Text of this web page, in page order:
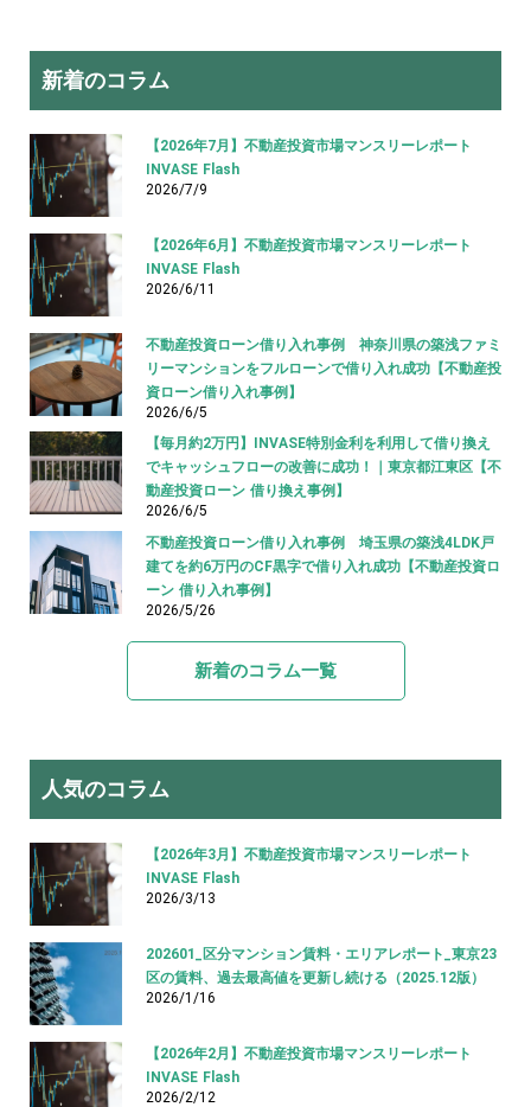
新着のコラム
【2026年7月】不動産投資市場マンスリーレポート
INVASE Flash
2026/7/9
【2026年6月】不動産投資市場マンスリーレポート
INVASE Flash
2026/6/11
不動産投資ローン借り入れ事例 神奈川県の築浅ファミ
リーマンションをフルローンで借り入れ成功【不動産投
資ローン借り入れ事例】
2026/6/5
【毎月約2万円】INVASE特別金利を利用して借り換え
でキャッシュフローの改善に成功！｜東京都江東区【不
動産投資ローン 借り換え事例】
2026/6/5
不動産投資ローン借り入れ事例 埼玉県の築浅4LDK戸
建てを約6万円のCF黒字で借り入れ成功【不動産投資ロ
ーン 借り入れ事例】
2026/5/26
新着のコラム一覧
人気のコラム
【2026年3月】不動産投資市場マンスリーレポート
INVASE Flash
2026/3/13
202601_区分マンション賃料・エリアレポート_東京23
区の賃料、過去最高値を更新し続ける（2025.12版）
2026/1/16
【2026年2月】不動産投資市場マンスリーレポート
INVASE Flash
2026/2/12